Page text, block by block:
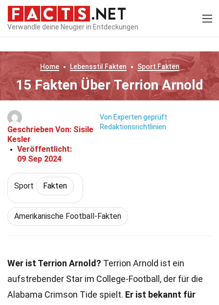
Verwandle deine Neugier in Entdeckungen
Home Lebensstil Fakten Sport Fakten
15 Fakten Über Terrion Arnold
Geschrieben Von: Sisile
Kesler
Veröffentlicht:
09 Sep 2024
Von Experten geprüft
Redaktionsrichtlinien
Sport Fakten
Amerikanische Football-Fakten
Wer ist Terrion Arnold? Terrion Arnold ist ein
aufstrebender Star im College-Football, der für die
Alabama Crimson Tide spielt. Er ist bekannt für